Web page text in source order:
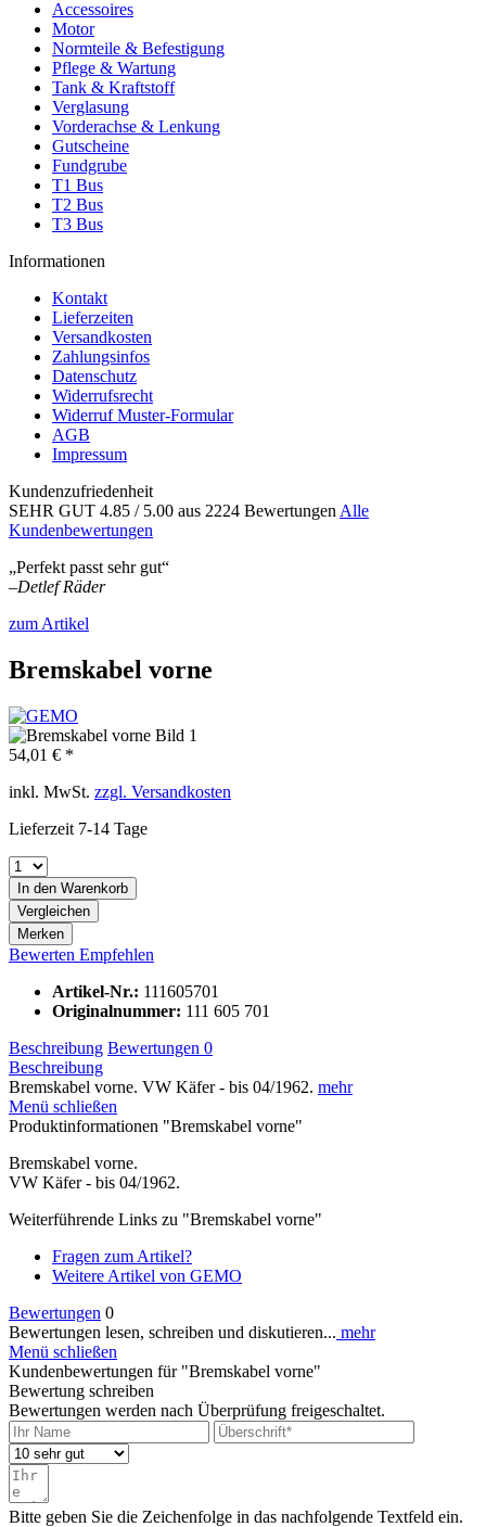
Accessoires
Motor
Normteile & Befestigung
Pflege & Wartung
Tank & Kraftstoff
Verglasung
Vorderachse & Lenkung
Gutscheine
Fundgrube
T1 Bus
T2 Bus
T3 Bus
Informationen
Kontakt
Lieferzeiten
Versandkosten
Zahlungsinfos
Datenschutz
Widerrufsrecht
Widerruf Muster-Formular
AGB
Impressum
Kundenzufriedenheit
SEHR GUT 4.85 / 5.00 aus 2224 Bewertungen Alle
Kundenbewertungen
„Perfekt passt sehr gut“
–Detlef Räder
zum Artikel
Bremskabel vorne
54,01 € *
inkl. MwSt. zzgl. Versandkosten
Lieferzeit 7-14 Tage
In den Warenkorb
Vergleichen
Merken
Bewerten Empfehlen
Artikel-Nr.: 111605701
Originalnummer: 111 605 701
Beschreibung Bewertungen 0
Beschreibung
Bremskabel vorne. VW Käfer - bis 04/1962. mehr
Menü schließen
Produktinformationen "Bremskabel vorne"
Bremskabel vorne.
VW Käfer - bis 04/1962.
Weiterführende Links zu "Bremskabel vorne"
Fragen zum Artikel?
Weitere Artikel von GEMO
Bewertungen 0
Bewertungen lesen, schreiben und diskutieren... mehr
Menü schließen
Kundenbewertungen für "Bremskabel vorne"
Bewertung schreiben
Bewertungen werden nach Überprüfung freigeschaltet.
Bitte geben Sie die Zeichenfolge in das nachfolgende Textfeld ein.